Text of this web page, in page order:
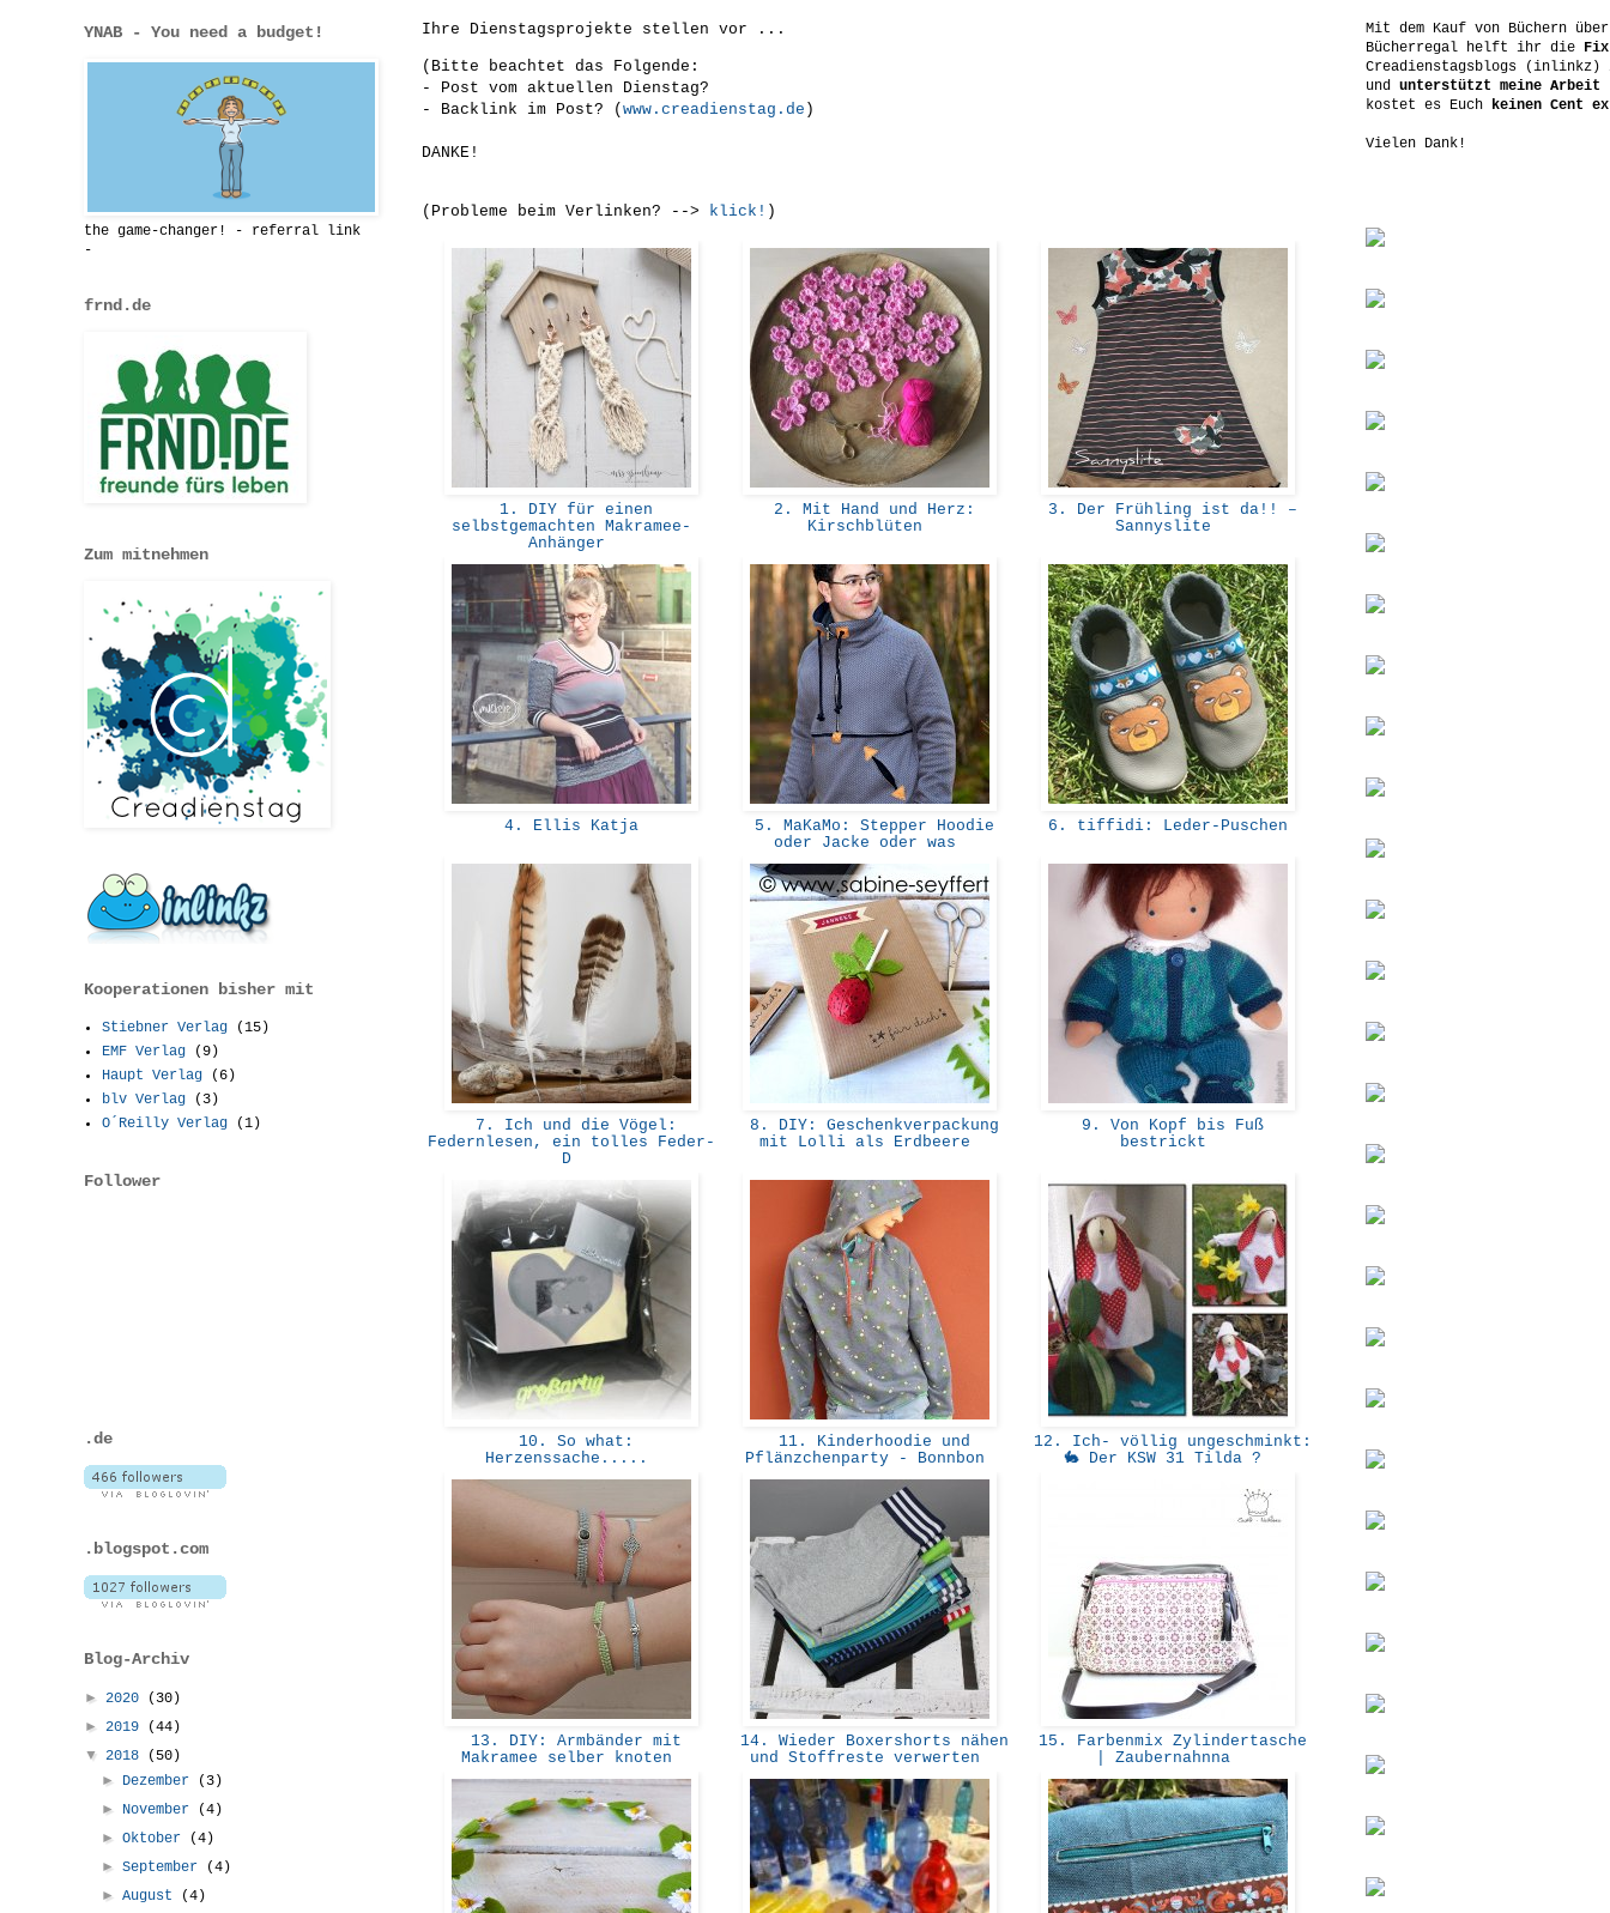
Ihre Dienstagsprojekte stellen vor ...
(Bitte beachtet das Folgende:
- Post vom aktuellen Dienstag?
- Backlink im Post? ( www.creadienstag.de )
DANKE!
(Probleme beim Verlinken? --> klick! )
1. DIY für einen
selbstgemachten Makramee-
Anhänger
2. Mit Hand und Herz:
Kirschblüten
3. Der Frühling ist da!! –
Sannyslite
4. Ellis Katja
5. MaKaMo: Stepper Hoodie
oder Jacke oder was
6. tiffidi: Leder-Puschen
7. Ich und die Vögel:
Federnlesen, ein tolles Feder-
D
8. DIY: Geschenkverpackung
mit Lolli als Erdbeere
9. Von Kopf bis Fuß
bestrickt
10. So what:
Herzenssache.....
11. Kinderhoodie und
Pflänzchenparty - Bonnbon
12. Ich- völlig ungeschminkt:
🐇 Der KSW 31 Tilda ?
13. DIY: Armbänder mit
Makramee selber knoten
14. Wieder Boxershorts nähen
und Stoffreste verwerten
15. Farbenmix Zylindertasche
| Zaubernahnna
YNAB - You need a budget!
the game-changer! - referral link
-
frnd.de
Zum mitnehmen
Kooperationen bisher mit
Stiebner Verlag
(15)
EMF Verlag
(9)
Haupt Verlag
(6)
blv Verlag
(3)
O´Reilly Verlag
(1)
Follower
.de
.blogspot.com
Blog-Archiv
► 2020
(30)
► 2019
(44)
▼ 2018
(50)
► Dezember
(3)
► November
(4)
►Oktober
(4)
►September
(4)
►August
(4)
Mit dem Kauf von Büchern
Bücherregal helft ihr die
Creadienstagsblogs (inlinkz)
und unterstützt meine Arbeit
kostet es Euch keinen Cent
Vielen Dank!